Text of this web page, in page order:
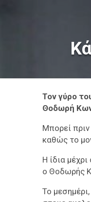
Τον γύρο
Θοδωρή
Μπορεί
καθώς το
H ίδια
ο Θοδωρής
Το